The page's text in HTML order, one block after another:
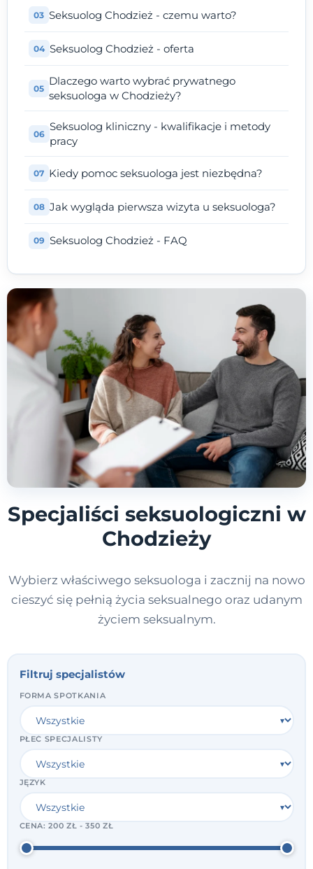
Seksuolog Chodzież - czemu warto?
Seksuolog Chodzież - oferta
Dlaczego warto wybrać prywatnego
seksuologa w Chodzieży?
Seksuolog kliniczny - kwalifikacje i metody
pracy
Kiedy pomoc seksuologa jest niezbędna?
Jak wygląda pierwsza wizyta u seksuologa?
Seksuolog Chodzież - FAQ
Specjaliści seksuologiczni w
Chodzieży
Wybierz właściwego seksuologa i zacznij na nowo
cieszyć się pełnią życia seksualnego oraz udanym
życiem seksualnym.
Filtruj specjalistów
FORMA SPOTKANIA
PŁEĆ SPECJALISTY
JĘZYK
CENA:200 ZŁ - 350 ZŁ